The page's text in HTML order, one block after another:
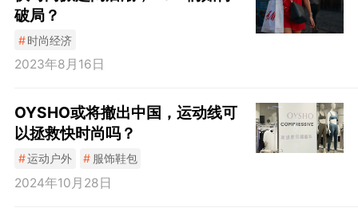
破局？
#时尚经济
2023年8月16日
OYSHO或将撤出中国，运动线可
以拯救快时尚吗？
#运动户外 # 服饰鞋包
2024年10月28日